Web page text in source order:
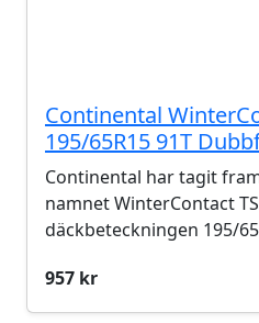
Continental
195/65R15 91T
Continental har tagit
namnet WinterContact
däckbeteckningen 195/
957 kr